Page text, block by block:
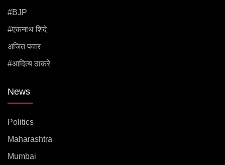
#BJP
#एकनाथ शिंदे
अजित पवार
#आदित्य ठाकरे
News
Politics
Maharashtra
Mumbai